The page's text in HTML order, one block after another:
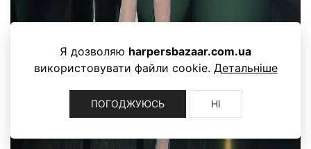
Я дозволяю harpersbazaar.com.ua
використовувати файли cookie. Детальніше
ПОГОДЖУЮСЬ НІ